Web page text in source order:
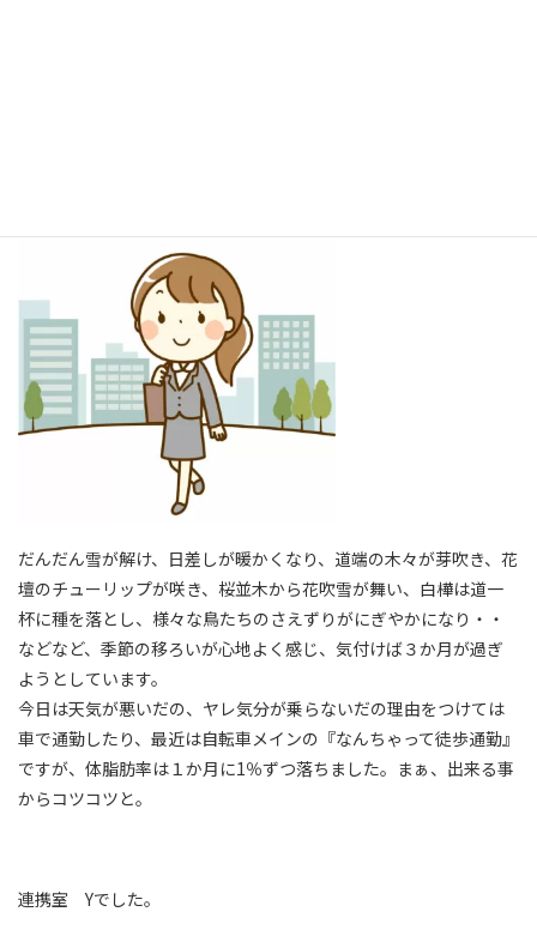
だんだん雪が解け、日差しが暖かくなり、道端の木々が芽吹き、花
壇のチューリップが咲き、桜並木から花吹雪が舞い、白樺は道一
杯に種を落とし、様々な鳥たちのさえずりがにぎやかになり・・
などなど、季節の移ろいが心地よく感じ、気付けば３か月が過ぎ
ようとしています。
今日は天気が悪いだの、ヤレ気分が乗らないだの理由をつけては
車で通勤したり、最近は自転車メインの『なんちゃって徒歩通勤』
ですが、体脂肪率は１か月に1％ずつ落ちました。まぁ、出来る事
からコツコツと。
連携室 Yでした。